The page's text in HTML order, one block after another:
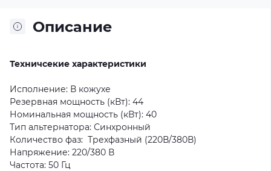
Описание
Техничсекие характеристики
Исполнение: В кожухе
Резервная мощность (кВт): 44
Номинальная мощность (кВт): 40
Тип альтернатора: Синхронный
Количество фаз: Трехфазный (220В/380В)
Напряжение: 220/380 В
Частота: 50 Гц